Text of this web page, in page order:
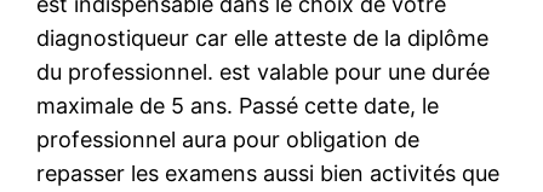
diagnostiqueur car elle atteste de la diplôme
du professionnel. est valable pour une durée
maximale de 5 ans. Passé cette date, le
professionnel aura pour obligation de
repasser les examens aussi bien activités que